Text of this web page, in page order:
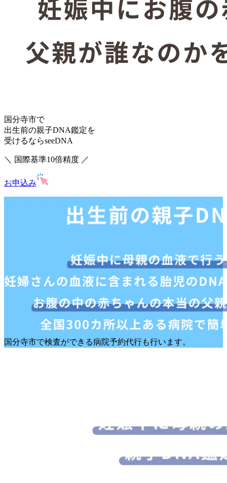
国分寺市で
出生前の親子DNA鑑定を
受けるならseeDNA
＼ 国際基準10倍精度 ／
お申込み
国分寺市で検査ができる病院予約代行も行います。